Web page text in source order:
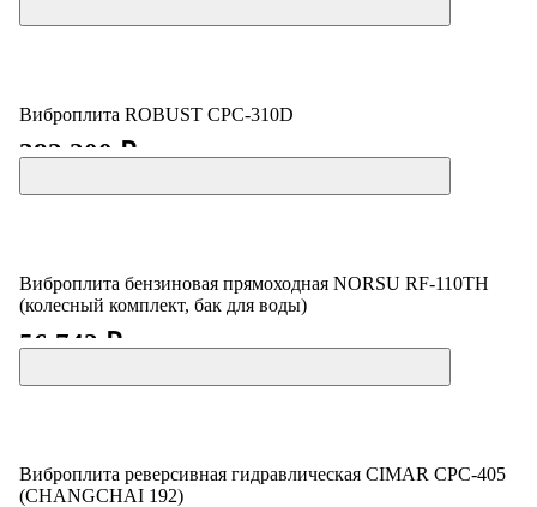
Виброплита ROBUST CPC-310D
382 200 ₽
Виброплита бензиновая прямоходная NORSU RF-110TH
(колесный комплект, бак для воды)
56 742 ₽
Виброплита реверсивная гидравлическая CIMAR CPC-405
(CHANGCHAI 192)